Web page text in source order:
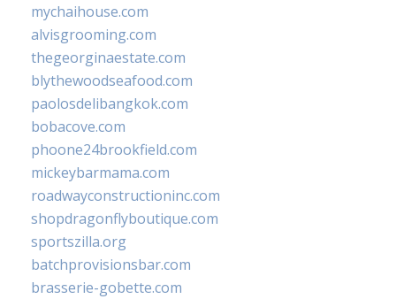
mychaihouse.com
alvisgrooming.com
thegeorginaestate.com
blythewoodseafood.com
paolosdelibangkok.com
bobacove.com
phoone24brookfield.com
mickeybarmama.com
roadwayconstructioninc.com
shopdragonflyboutique.com
sportszilla.org
batchprovisionsbar.com
brasserie-gobette.com